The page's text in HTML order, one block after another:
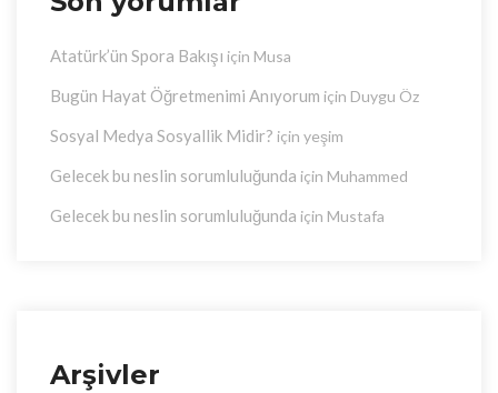
Atatürk’ün Spora Bakışı için Musa
Bugün Hayat Öğretmenimi Anıyorum için Duygu Öz
Sosyal Medya Sosyallik Midir? için yeşim
Gelecek bu neslin sorumluluğunda için Muhammed
Gelecek bu neslin sorumluluğunda için Mustafa
Arşivler